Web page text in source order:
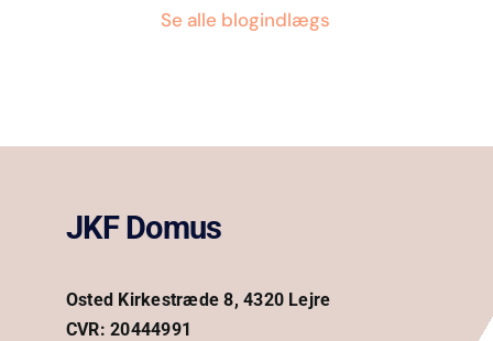
Se alle blogindlægs
JKF Domus
Osted Kirkestræde 8, 4320 Lejre
CVR: 20444991